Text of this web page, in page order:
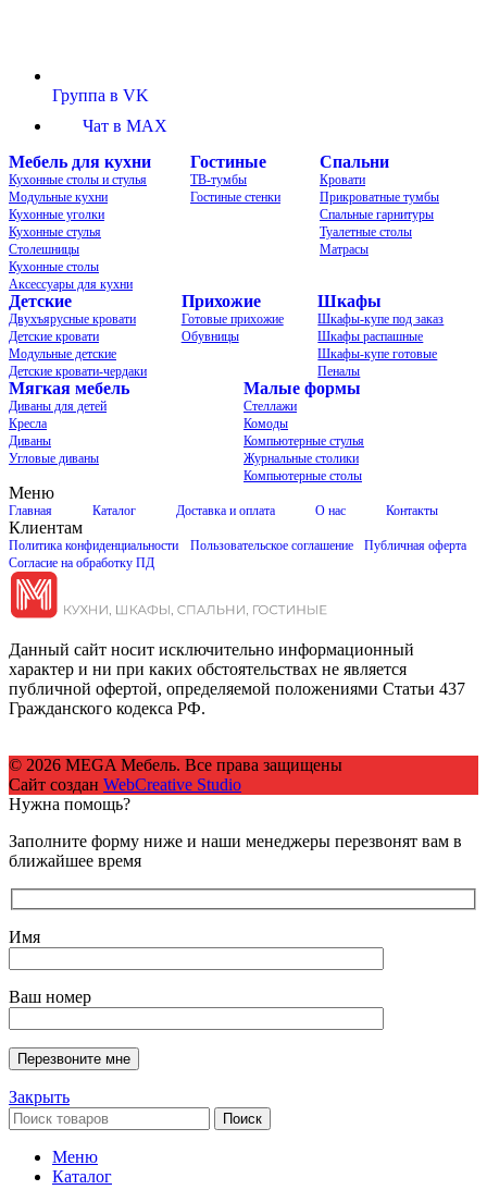
Группа в VK
Чат в MAX
Мебель для кухни
Кухонные столы и стулья
Модульные кухни
Кухонные уголки
Кухонные стулья
Столешницы
Кухонные столы
Аксессуары для кухни
Гостиные
ТВ-тумбы
Гостиные стенки
Спальни
Кровати
Прикроватные тумбы
Спальные гарнитуры
Туалетные столы
Матрасы
Детские
Двухъярусные кровати
Детские кровати
Модульные детские
Детские кровати-чердаки
Прихожие
Готовые прихожие
Обувницы
Шкафы
Шкафы-купе под заказ
Шкафы распашные
Шкафы-купе готовые
Пеналы
Мягкая мебель
Диваны для детей
Кресла
Диваны
Угловые диваны
Малые формы
Стеллажи
Комоды
Компьютерные стулья
Журнальные столики
Компьютерные столы
Меню
Главная Каталог Доставка и оплата О нас Контакты
Клиентам
Политика конфиденциальности Пользовательское соглашение
Публичная оферта
Согласие на обработку ПД
Данный сайт носит исключительно информационный
характер и ни при каких обстоятельствах не является
публичной офертой, определяемой положениями Статьи 437
Гражданского кодекса РФ.
© 2026 MEGA Мебель. Все права защищены
Сайт создан WebCreative Studio
Нужна помощь?
Заполните форму ниже и наши менеджеры перезвонят вам в
ближайшее время
Имя
Ваш номер
Закрыть
Поиск
Меню
Каталог